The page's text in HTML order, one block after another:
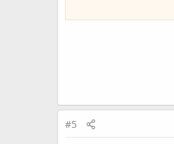
#5